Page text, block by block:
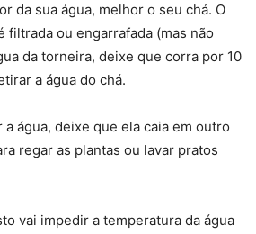
da sua água, melhor o seu chá. O
filtrada ou engarrafada (mas não
da torneira, deixe que corra por 10
a água do chá.
a água, deixe que ela caia em outro
regar as plantas ou lavar pratos
vai impedir a temperatura da água